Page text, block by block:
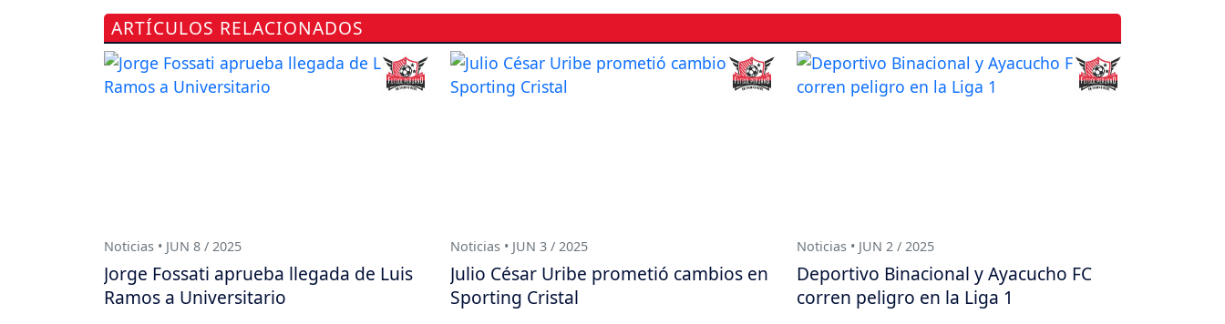
ARTÍCULOS RELACIONADOS
Noticias • JUN 8 / 2025
Jorge Fossati aprueba llegada de Luis
Ramos a Universitario
Noticias • JUN 3 / 2025
Julio César Uribe prometió cambios en
Sporting Cristal
Noticias • JUN 2 / 2025
Deportivo Binacional y Ayacucho FC
corren peligro en la Liga 1